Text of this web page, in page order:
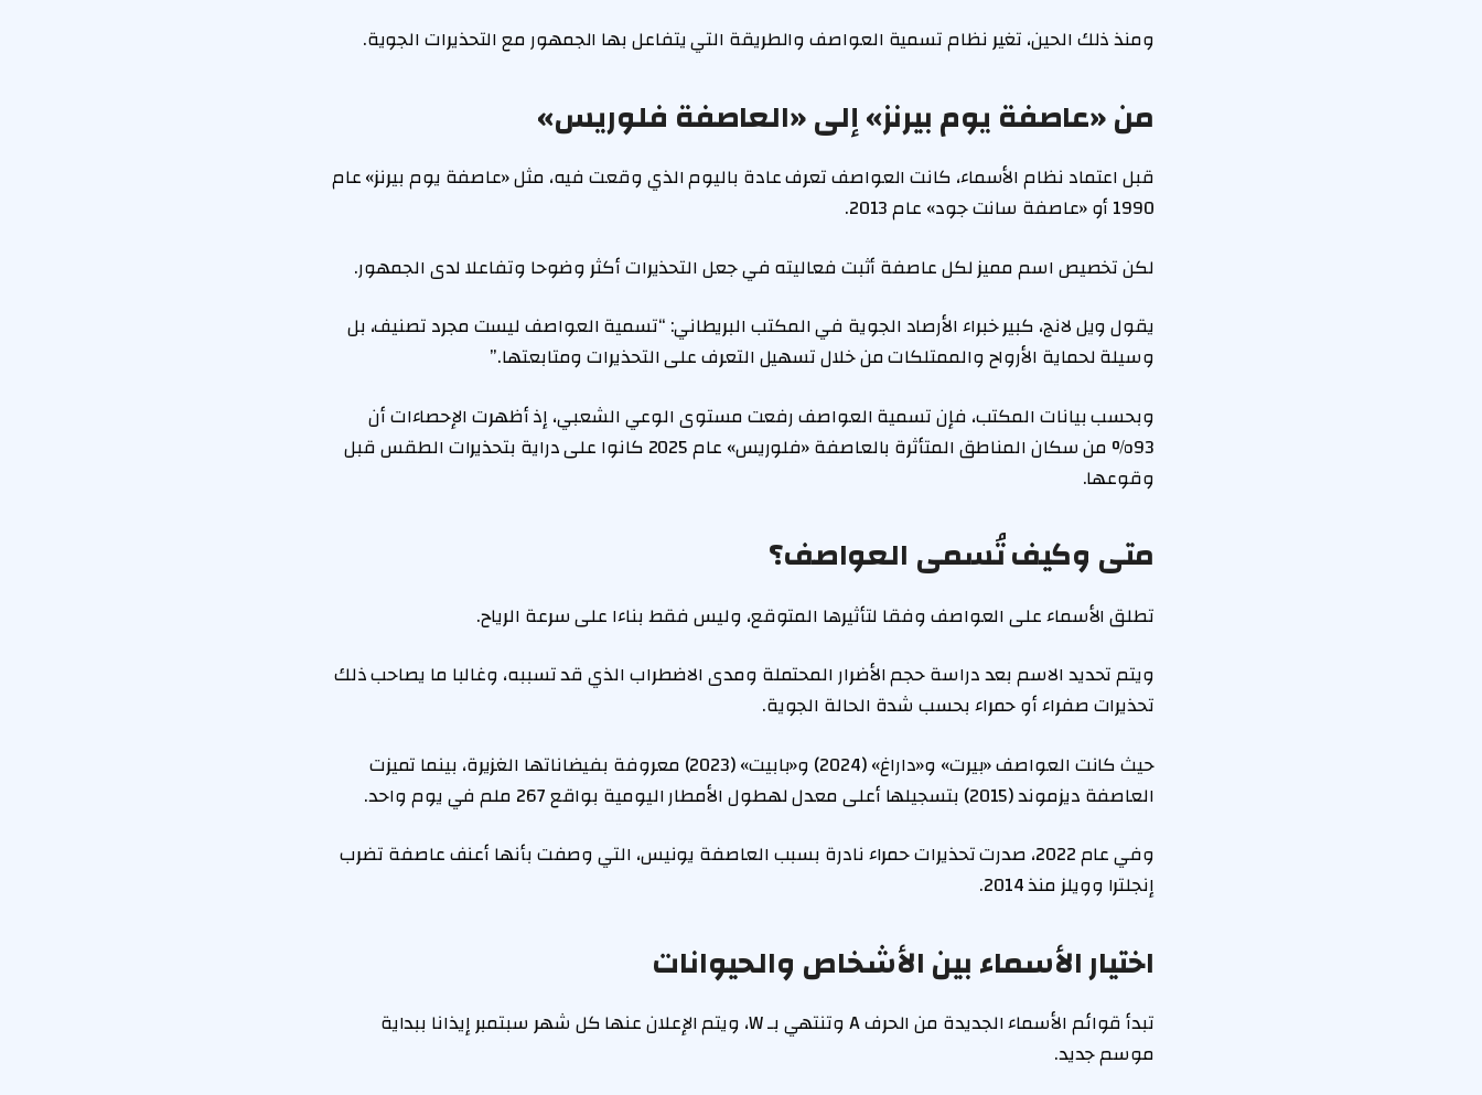
ومنذ ذلك الحين، تغير نظام تسمية العواصف والطريقة التي يتفاعل بها الجمهور مع التحذيرات الجوية.
من «عاصفة يوم بيرنز» إلى «العاصفة فلوريس»
قبل اعتماد نظام الأسماء، كانت العواصف تعرف عادة باليوم الذي وقعت فيه، مثل «عاصفة يوم بيرنز» عام
1990 أو «عاصفة سانت جود» عام 2013.
لكن تخصيص اسم مميز لكل عاصفة أثبت فعاليته في جعل التحذيرات أكثر وضوحا وتفاعلا لدى الجمهور.
يقول ويل لانج، كبير خبراء الأرصاد الجوية في المكتب البريطاني: “تسمية العواصف ليست مجرد تصنيف، بل
وسيلة لحماية الأرواح والممتلكات من خلال تسهيل التعرف على التحذيرات ومتابعتها.”
وبحسب بيانات المكتب، فإن تسمية العواصف رفعت مستوى الوعي الشعبي، إذ أظهرت الإحصاءات أن
93% من سكان المناطق المتأثرة بالعاصفة «فلوريس» عام 2025 كانوا على دراية بتحذيرات الطقس قبل
وقوعها.
متى وكيف تُسمى العواصف؟
تطلق الأسماء على العواصف وفقا لتأثيرها المتوقع، وليس فقط بناءا على سرعة الرياح.
ويتم تحديد الاسم بعد دراسة حجم الأضرار المحتملة ومدى الاضطراب الذي قد تسببه، وغالبا ما يصاحب ذلك
تحذيرات صفراء أو حمراء بحسب شدة الحالة الجوية.
حيث كانت العواصف «بيرت» و«داراغ» (2024) و«بابيت» (2023) معروفة بفيضاناتها الغزيرة، بينما تميزت
العاصفة ديزموند (2015) بتسجيلها أعلى معدل لهطول الأمطار اليومية بواقع 267 ملم في يوم واحد.
وفي عام 2022، صدرت تحذيرات حمراء نادرة بسبب العاصفة يونيس، التي وصفت بأنها أعنف عاصفة تضرب
إنجلترا وويلز منذ 2014.
اختيار الأسماء بين الأشخاص والحيوانات
تبدأ قوائم الأسماء الجديدة من الحرف A وتنتهي بـ W، ويتم الإعلان عنها كل شهر سبتمبر إيذانا ببداية
موسم جديد.